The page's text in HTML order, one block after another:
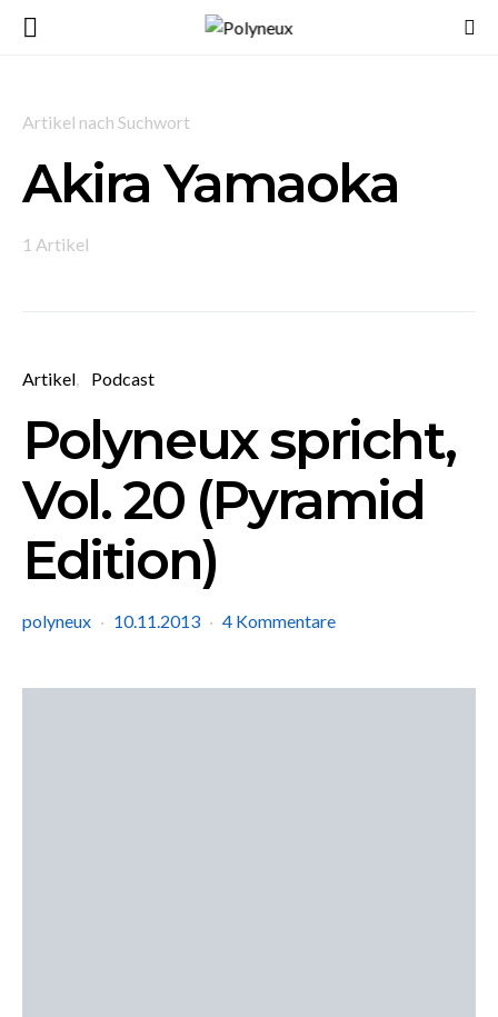
Artikel nach Suchwort
Akira Yamaoka
1 Artikel
Artikel Podcast
Polyneux spricht,
Vol. 20 (Pyramid
Edition)
polyneux 10.11.2013 4 Kommentare